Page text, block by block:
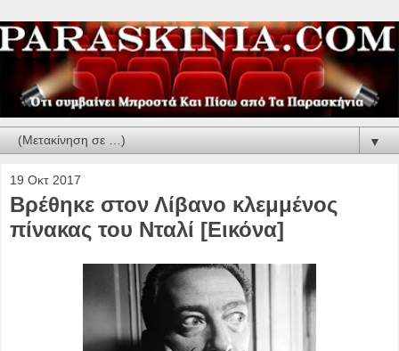
▼
19 Οκτ 2017
Βρέθηκε στον Λίβανο κλεμμένος
πίνακας του Νταλί [Εικόνα]